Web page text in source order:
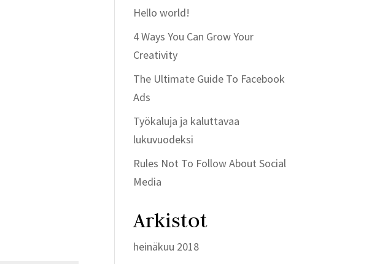
Hello world!
4 Ways You Can Grow Your
Creativity
The Ultimate Guide To Facebook
Ads
Työkaluja ja kaluttavaa
lukuvuodeksi
Rules Not To Follow About Social
Media
Arkistot
heinäkuu 2018